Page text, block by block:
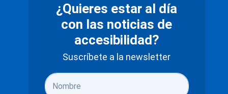
¿Quieres estar al día
con las noticias de
accesibilidad?
Suscríbete a la newsletter